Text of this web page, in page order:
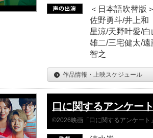
＜日本語吹替版
佐野勇斗/井上和
星涼/天野叶愛/
雄二/三宅健太/
智之
作品情報・上映スケジュール
口に関するアンケー
©2026映画「口に関するアンケート